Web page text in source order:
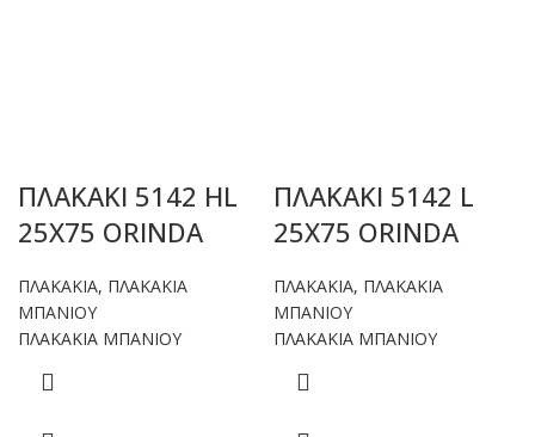
ΠΛΑΚΑΚΙ 5142 HL
25X75 ORINDA
ΠΛΑΚΑΚΙΑ, ΠΛΑΚΑΚΙΑ
ΜΠΑΝΙΟΥ
ΠΛΑΚΑΚΙΑ ΜΠΑΝΙΟΥ
ΠΛΑΚΑΚΙ 5142 L
25X75 ORINDA
ΠΛΑΚΑΚΙΑ, ΠΛΑΚΑΚΙΑ
ΜΠΑΝΙΟΥ
ΠΛΑΚΑΚΙΑ ΜΠΑΝΙΟΥ